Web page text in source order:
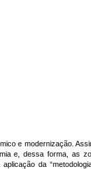
e modernização.
e, dessa forma, as
da